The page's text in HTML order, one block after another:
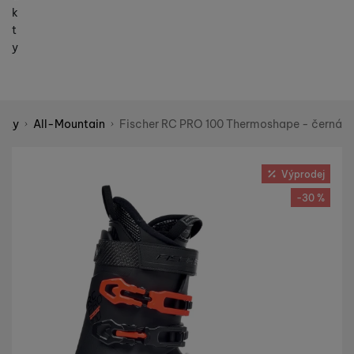
k
t
y
All-Mountain Fischer RC PRO 100 Thermoshape - černá
Výprodej
-30 %